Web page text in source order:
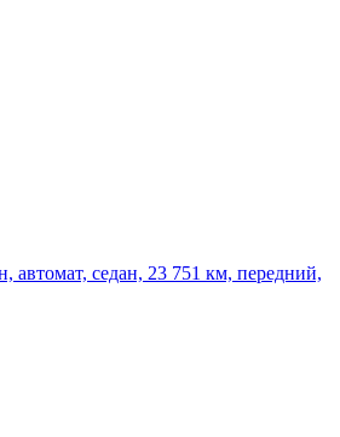
автомат, седан, 23 751 км, передний,